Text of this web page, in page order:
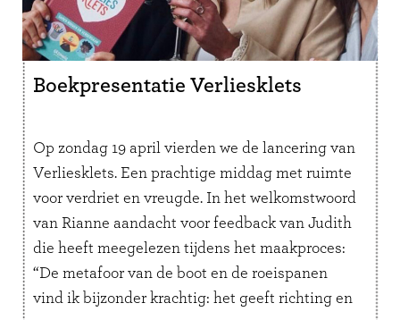
Boekpresentatie Verliesklets
Op zondag 19 april vierden we de lancering van
Verliesklets. Een prachtige middag met ruimte
voor verdriet en vreugde. In het welkomstwoord
van Rianne aandacht voor feedback van Judith
die heeft meegelezen tijdens het maakproces:
“De metafoor van de boot en de roeispanen
vind ik bijzonder krachtig: het geeft richting en